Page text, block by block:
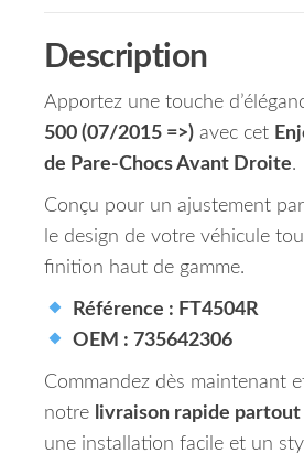
Description
Apportez une touche
500 (07/2015 =>) avec cet
de Pare-Chocs Avant Droite.
Conçu pour un ajustement
le design de votre véhicule
finition haut de gamme.
Référence : FT4504R
OEM : 735642306
Commandez dès maintenant
notre livraison rapide
une installation facile et un